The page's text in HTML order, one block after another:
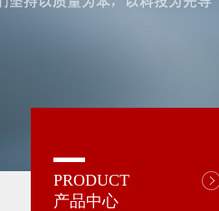
PRODUCT
产品中心